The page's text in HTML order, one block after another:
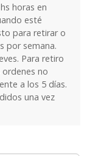
horas en
esté
para retirar o
por semana.
Para retiro
no
a los 5 días.
una vez